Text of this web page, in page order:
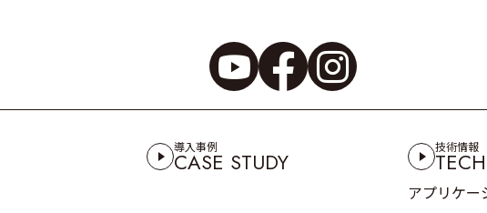
導入事例
CASE STUDY
技術情報
アプリケー